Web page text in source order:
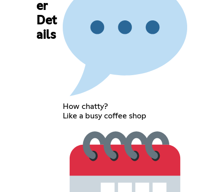
er
Det
ails
How chatty?
Like a busy coffee shop